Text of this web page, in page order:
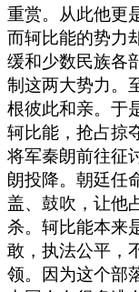
重赏。从此他更
而轲比能的势力
缓和少数民族各
制这两大势力。
根彼此和亲。于
轲比能，抢占掠
将军秦朗前往征
朗投降。朝廷任
盖、鼓吹，让他
杀。轲比能本来
敢，执法公平，
领。因为这个部